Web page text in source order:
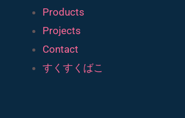
Products
Projects
Contact
すくすくばこ